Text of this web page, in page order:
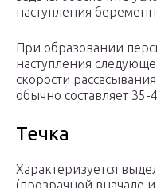
наступления
При образовании
наступления
скорости
обычно составляет 35-
Течка
Характеризуется
(прозрачной вначале